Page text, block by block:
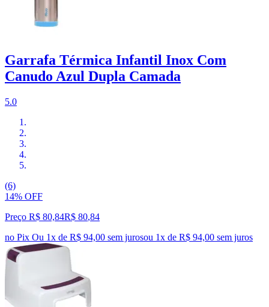
Garrafa Térmica Infantil Inox Com
Canudo Azul Dupla Camada
5.0
(6)
14% OFF
Preço R$ 80,84R$ 80,84
no Pix Ou 1x de R$ 94,00 sem jurosou 1x de R$ 94,00 sem juros